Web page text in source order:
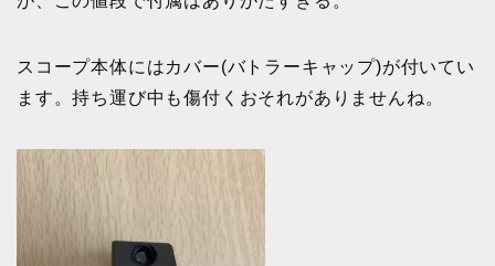
スコープ本体にはカバー(バトラーキャップ)が付いてい
ます。持ち運び中も傷付くおそれがありませんね。